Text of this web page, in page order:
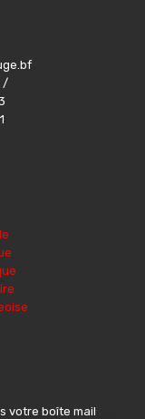
/
votre boîte mail